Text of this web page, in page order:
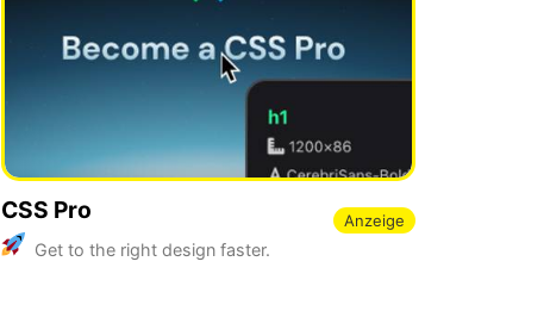
CSS Pro
Get to the right design faster.
Anzeige